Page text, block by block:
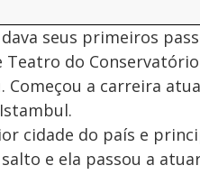
dava seus primeiros
do
Começou a carreira
cidade do país e
e ela passou a